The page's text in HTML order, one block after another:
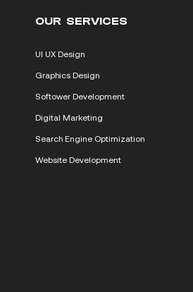
OUR SERVICES
UI UX Design
Graphics Design
Softower Development
Digital Marketing
Search Engine Optimization
Website Development